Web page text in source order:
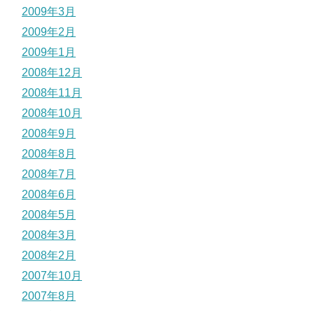
2009年3月
2009年2月
2009年1月
2008年12月
2008年11月
2008年10月
2008年9月
2008年8月
2008年7月
2008年6月
2008年5月
2008年3月
2008年2月
2007年10月
2007年8月